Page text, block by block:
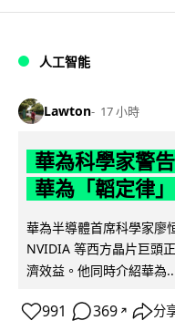
人工智能
Lawton 17 小時
華為科學家警
華為「韜定律
華為半導體首席科學家廖
NVIDIA 等西方晶片巨頭
濟效益。他同時介紹華為
991 369 ↗ 分